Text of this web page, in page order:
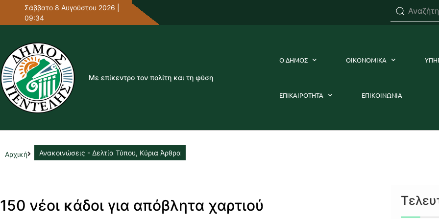
Σάββατο 8 Αυγούστου 2026 |
09:34
Με επίκεντρο τον πολίτη και τη φύση
Ο ΔΗΜΟΣ ΟΙΚΟΝΟΜΙΚΑ
ΕΠΙΚΑΙΡΟΤΗΤΑ ΕΠΙΚΟΙΝΩΝΙΑ
Αρχική Ανακοινώσεις - Δελτία Τύπου, Κύρια Άρθρα
150 νέοι κάδοι για απόβλητα χαρτιού